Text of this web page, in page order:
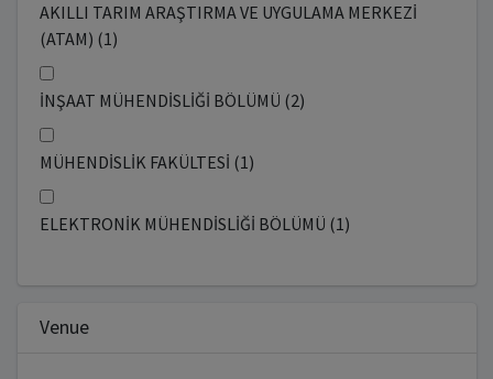
AKILLI TARIM ARAŞTIRMA VE UYGULAMA MERKEZİ
(ATAM) (1)
İNŞAAT MÜHENDİSLİĞİ BÖLÜMÜ (2)
MÜHENDİSLİK FAKÜLTESİ (1)
ELEKTRONİK MÜHENDİSLİĞİ BÖLÜMÜ (1)
Venue